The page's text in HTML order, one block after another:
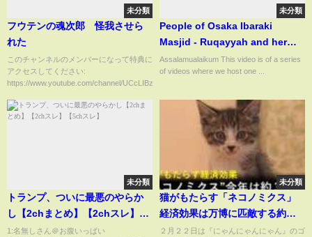
未分類
フウテンの魂次郎 怪我させら
れた
このチャンネルのメンバーになって特典に
アクセスしてください:
https://www.youtube.com/channel/UCcLIBz...
未分類
People of Osaka Ibaraki
Masjid - Ruqayyah and her
journey to Islam
Assalamualaikum This video is of a series
of videos where we host one ...
未分類
トランプ、ついに最悪のやらか
し【2chまとめ】【2chスレ】
【5chスレ】
1:名無しさん＠お腹いっぱい
未分類
猫がもたらす「ネコノミクス」
経済効果は万博に匹敵する約３
兆円！？ ヒット商品は“猫の肉
２月２２日は『にゃんにゃんにゃん』のゴ